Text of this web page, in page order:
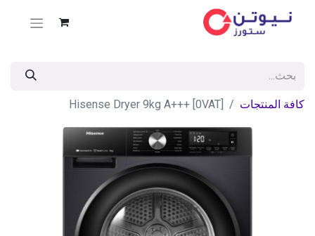
كافة المنتجات Hisense Dryer 9kg A+++ [0VAT]